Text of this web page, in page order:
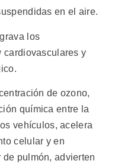
en el aire.
los
cardiovasculares y
de ozono,
química entre la
vehículos, acelera
celular y en
pulmón, advierten